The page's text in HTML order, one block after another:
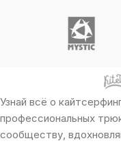
Узнай всё о
профессиональных
сообществу,